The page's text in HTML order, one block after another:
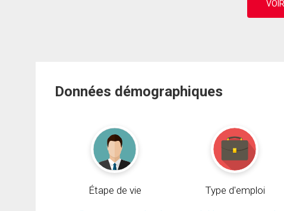
Données démographiques
Étape de vie Type d'emploi